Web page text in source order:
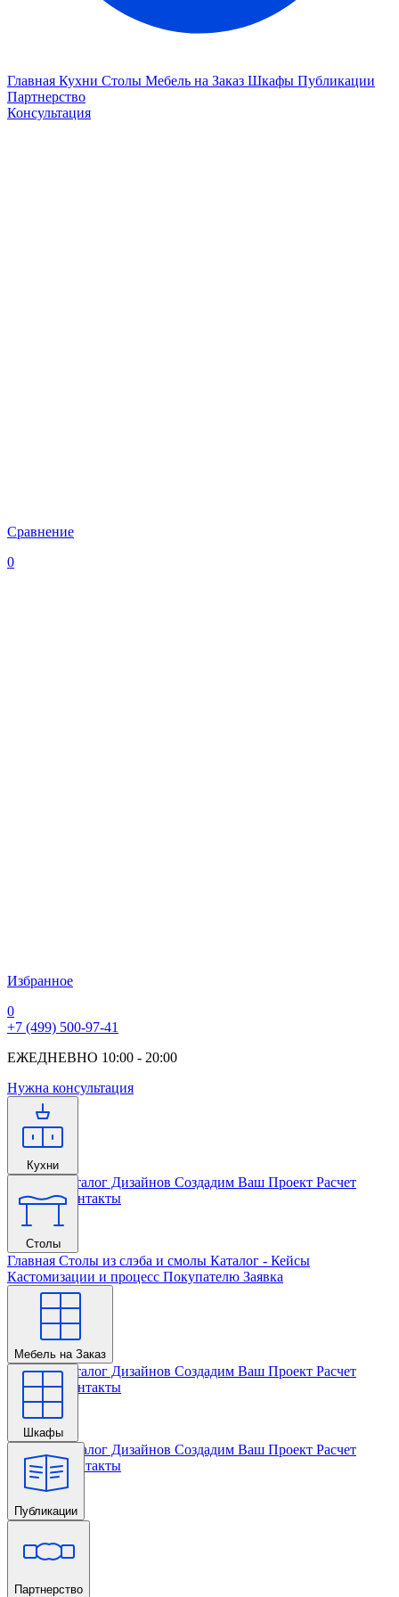
Главная Кухни Столы Мебель на Заказ Шкафы Публикации
Партнерство
Консультация
Сравнение
0
Избранное
0
+7 (499) 500-97-41
ЕЖЕДНЕВНО 10:00 - 20:00
Нужна консультация
Кухни
Главная Каталог Дизайнов Создадим Ваш Проект Расчет
Проекта Контакты
Столы
Главная Столы из слэба и смолы Каталог - Кейсы
Кастомизации и процесс Покупателю Заявка
Мебель на Заказ
Главная Каталог Дизайнов Создадим Ваш Проект Расчет
Проекта
Контакты
Шкафы
Главная Каталог Дизайнов Создадим Ваш Проект Расчет
Проекта Контакты
Публикации
Главная
Партнерство